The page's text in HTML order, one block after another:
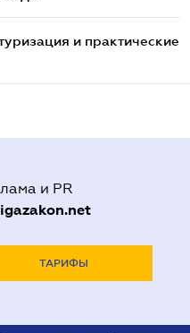
и практические
и PR
ТАРИФЫ